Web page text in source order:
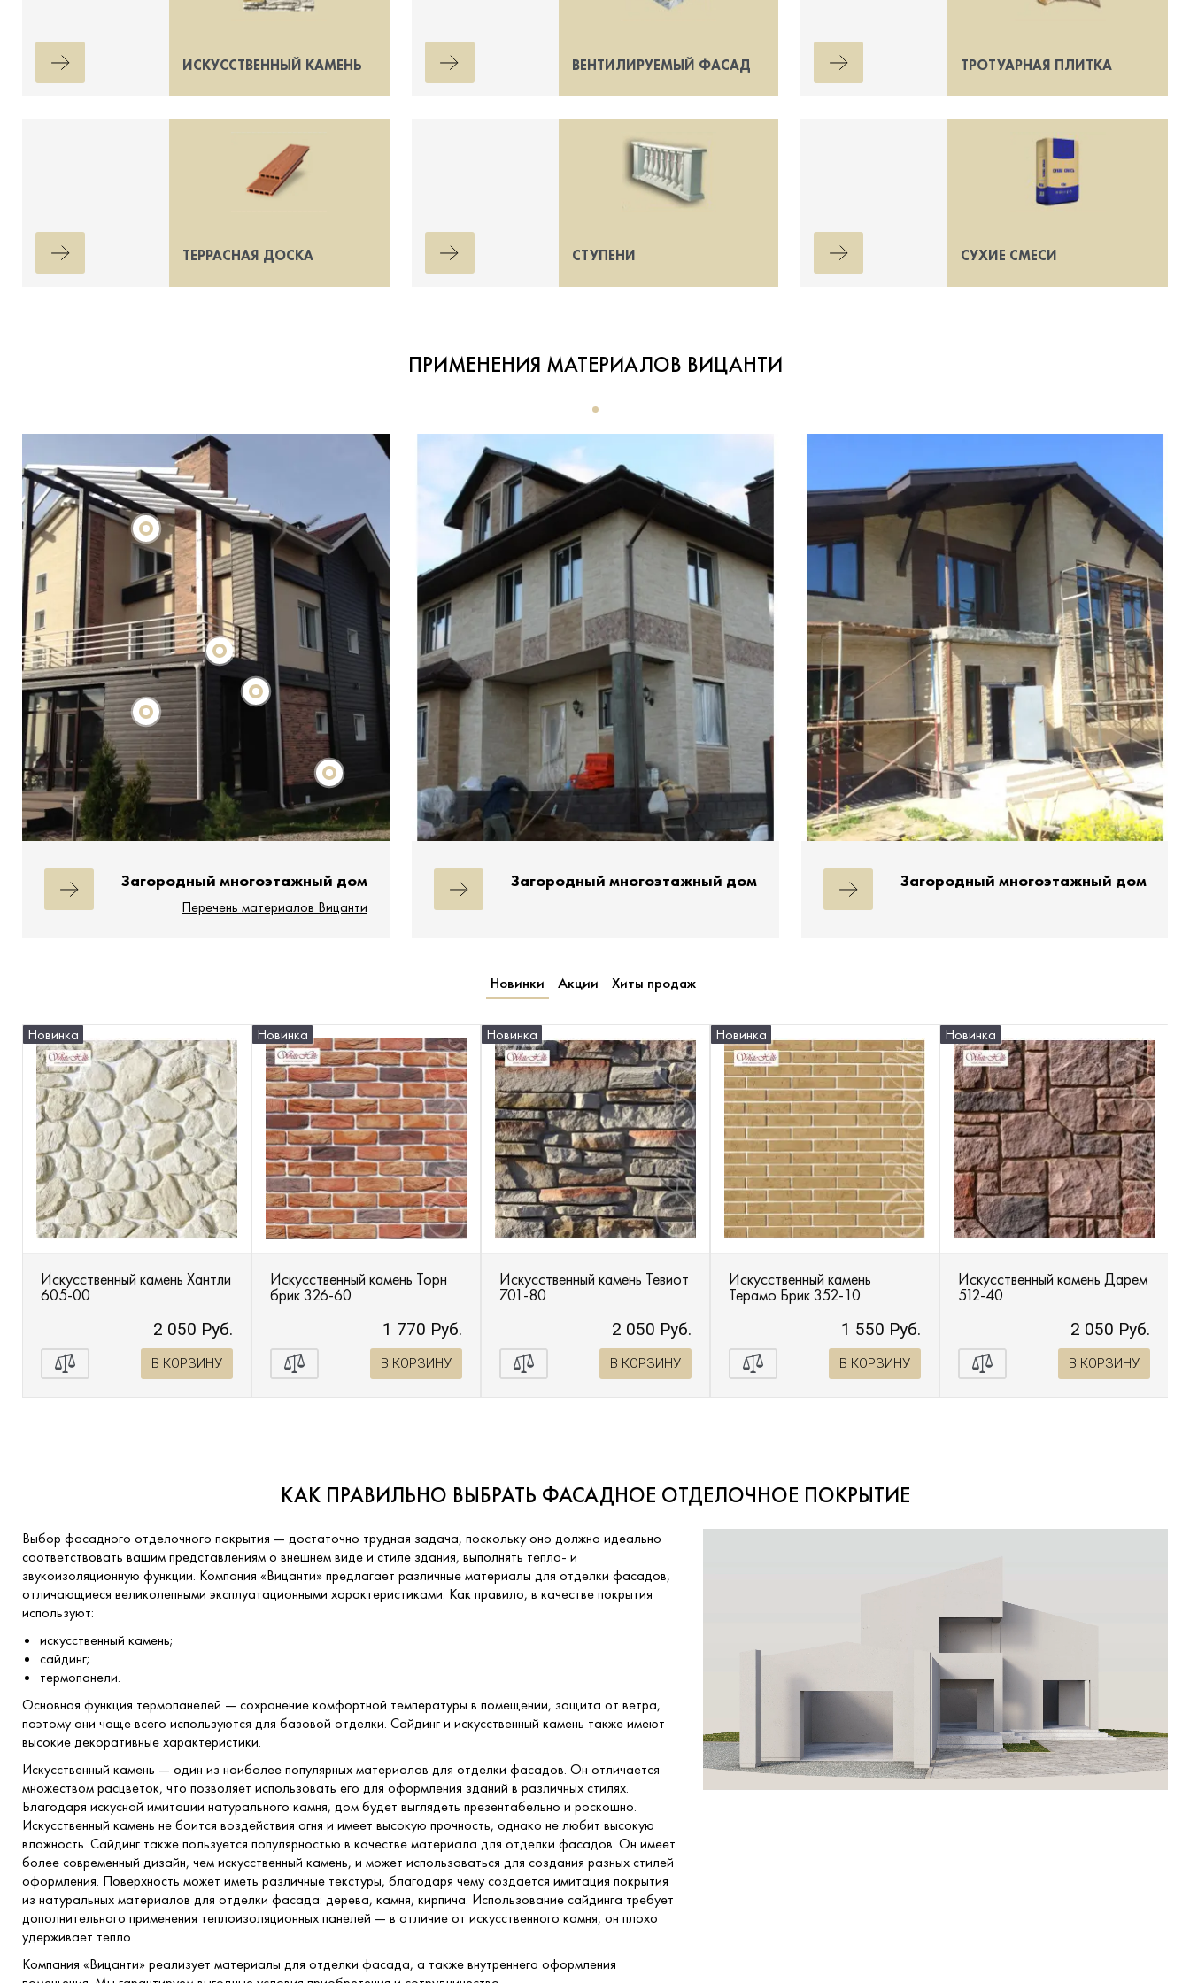
ИСКУССТВЕННЫЙ КАМЕНЬ ВЕНТИЛИРУЕМЫЙ ФАСАД ТРОТУАРНАЯ ПЛИТКА
ТЕРРАСНАЯ ДОСКА СТУПЕНИ СУХИЕ СМЕСИ
ПРИМЕНЕНИЯ МАТЕРИАЛОВ ВИЦАНТИ
Загородный многоэтажный дом
Перечень материалов Вицанти
Загородный многоэтажный дом Загородный многоэтажный дом
Новинки Акции Хиты продаж
Новинка
Искусственный камень Хантли
605-00
2 050 Руб.
В КОРЗИНУ
Новинка
Искусственный камень Торн
брик 326-60
1 770 Руб.
В КОРЗИНУ
Новинка
Искусственный камень Тевиот
701-80
2 050 Руб.
В КОРЗИНУ
Новинка
Искусственный камень
Терамо Брик 352-10
1 550 Руб.
В КОРЗИНУ
Новинка
Искусственный камень Дарем
512-40
2 050 Руб.
В КОРЗИНУ
КАК ПРАВИЛЬНО ВЫБРАТЬ ФАСАДНОЕ ОТДЕЛОЧНОЕ ПОКРЫТИЕ
Выбор фасадного отделочного покрытия — достаточно трудная задача, поскольку оно должно идеально
соответствовать вашим представлениям о внешнем виде и стиле здания, выполнять тепло- и
звукоизоляционную функции. Компания «Вицанти» предлагает различные материалы для отделки фасадов,
отличающиеся великолепными эксплуатационными характеристиками. Как правило, в качестве покрытия
используют:
искусственный камень;
сайдинг;
термопанели.
Основная функция термопанелей — сохранение комфортной температуры в помещении, защита от ветра,
поэтому они чаще всего используются для базовой отделки. Сайдинг и искусственный камень также имеют
высокие декоративные характеристики.
Искусственный камень — один из наиболее популярных материалов для отделки фасадов. Он отличается
множеством расцветок, что позволяет использовать его для оформления зданий в различных стилях.
Благодаря искусной имитации натурального камня, дом будет выглядеть презентабельно и роскошно.
Искусственный камень не боится воздействия огня и имеет высокую прочность, однако не любит высокую
влажность. Сайдинг также пользуется популярностью в качестве материала для отделки фасадов. Он имеет
более современный дизайн, чем искусственный камень, и может использоваться для создания разных стилей
оформления. Поверхность может иметь различные текстуры, благодаря чему создается имитация покрытия
из натуральных материалов для отделки фасада: дерева, камня, кирпича. Использование сайдинга требует
дополнительного применения теплоизоляционных панелей — в отличие от искусственного камня, он плохо
удерживает тепло.
Компания «Вицанти» реализует материалы для отделки фасада, а также внутреннего оформления